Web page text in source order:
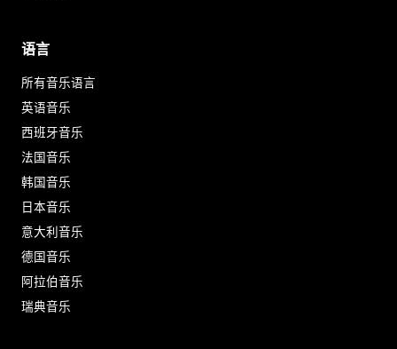
语言
所有音乐语言
英语音乐
西班牙音乐
法国音乐
韩国音乐
日本音乐
意大利音乐
德国音乐
阿拉伯音乐
瑞典音乐